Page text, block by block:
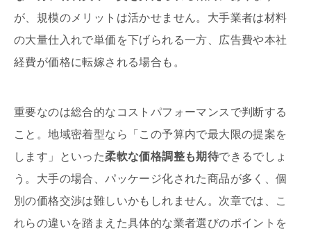
が、規模のメリットは活かせません。大手業者は材料
の大量仕入れで単価を下げられる一方、広告費や本社
経費が価格に転嫁される場合も。
重要なのは総合的なコストパフォーマンスで判断する
こと。地域密着型なら「この予算内で最大限の提案を
します」といった柔軟な価格調整も期待できるでしょ
う。大手の場合、パッケージ化された商品が多く、個
別の価格交渉は難しいかもしれません。次章では、こ
れらの違いを踏まえた具体的な業者選びのポイントを